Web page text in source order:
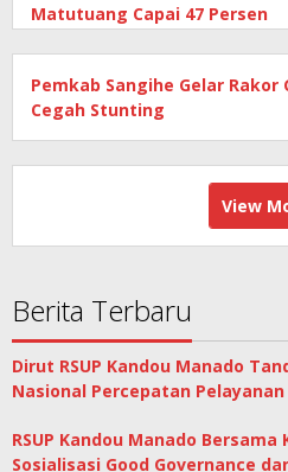
Matutuang Capai 47 Persen
Pemkab Sangihe Gelar
Cegah Stunting
View
Berita Terbaru
Dirut RSUP Kandou Manado
Nasional Percepatan
RSUP Kandou Manado
Sosialisasi Good Governance